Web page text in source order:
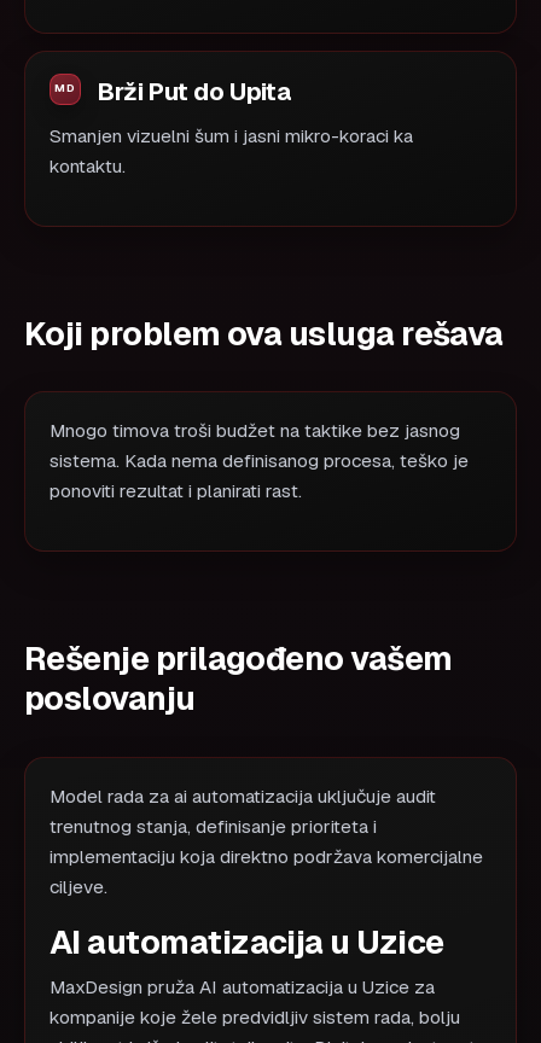
Brži Put do Upita
Smanjen vizuelni šum i jasni mikro-koraci ka
kontaktu.
Koji problem ova usluga rešava
Mnogo timova troši budžet na taktike bez jasnog
sistema. Kada nema definisanog procesa, teško je
ponoviti rezultat i planirati rast.
Rešenje prilagođeno vašem
poslovanju
Model rada za ai automatizacija uključuje audit
trenutnog stanja, definisanje prioriteta i
implementaciju koja direktno podržava komercijalne
ciljeve.
AI automatizacija u Uzice
MaxDesign pruža AI automatizacija u Uzice za
kompanije koje žele predvidljiv sistem rada, bolju